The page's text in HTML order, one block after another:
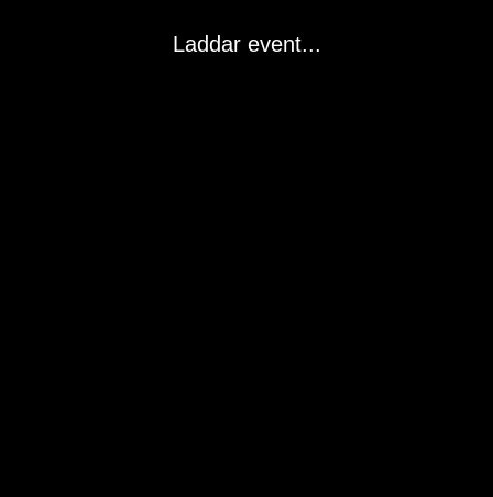
Laddar event...